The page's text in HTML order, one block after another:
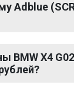
Adblue
BMW X4